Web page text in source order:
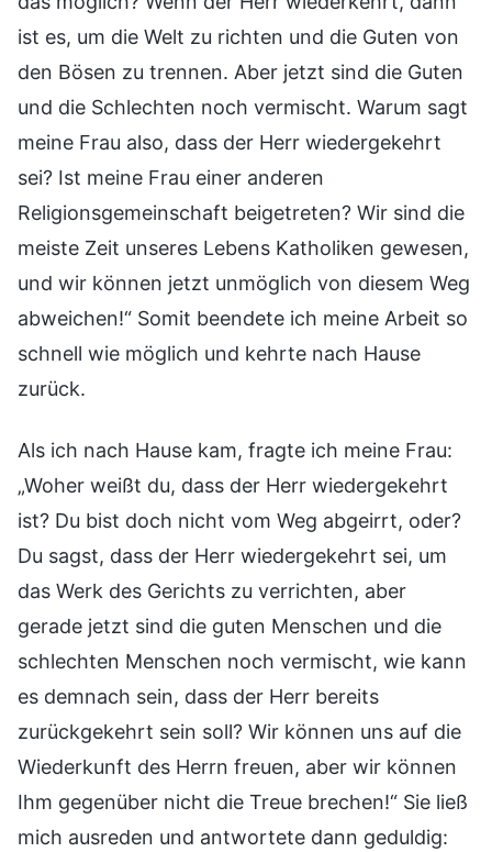
ist es, um die Welt zu richten und die Guten von
den Bösen zu trennen. Aber jetzt sind die Guten
und die Schlechten noch vermischt. Warum sagt
meine Frau also, dass der Herr wiedergekehrt
sei? Ist meine Frau einer anderen
Religionsgemeinschaft beigetreten? Wir sind die
meiste Zeit unseres Lebens Katholiken gewesen,
und wir können jetzt unmöglich von diesem Weg
abweichen!“ Somit beendete ich meine Arbeit so
schnell wie möglich und kehrte nach Hause
zurück.
Als ich nach Hause kam, fragte ich meine Frau:
„Woher weißt du, dass der Herr wiedergekehrt
ist? Du bist doch nicht vom Weg abgeirrt, oder?
Du sagst, dass der Herr wiedergekehrt sei, um
das Werk des Gerichts zu verrichten, aber
gerade jetzt sind die guten Menschen und die
schlechten Menschen noch vermischt, wie kann
es demnach sein, dass der Herr bereits
zurückgekehrt sein soll? Wir können uns auf die
Wiederkunft des Herrn freuen, aber wir können
Ihm gegenüber nicht die Treue brechen!“ Sie ließ
mich ausreden und antwortete dann geduldig: